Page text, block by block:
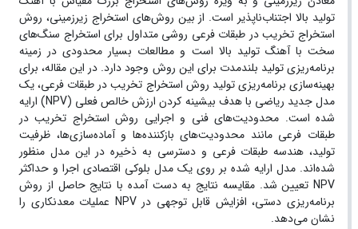
تولید بالا اجتناب‌ناپذیر است. از بین روش‌های استخراج زیرزمینی، روش
استخراج تخریب در طبقات فرعی روشی متداول برای استخراج سنگ‌های
سخت با آهنگ تولید بالا است و مطالعات بسیار محدودی در زمینه
برنامه‌ریزی تولید بلندمدت برای این روش وجود دارد. در این مقاله، برای
بهینه‌سازی برنامه‌ریزی تولید روش استخراج تخریب در طبقات فرعی، یک
مدل جدید ریاضی با هدف بیشینه کردن ارزش خالص فعلی (NPV) ارایه
شده است. محدودیت‌های فنی و اجرایی روش استخراج تخریب در
طبقات فرعی مانند محدودیت‌های بازکننده‌ها و آماده‌سازی‌ها، ظرفیت
تولید، هندسه طبقات فرعی و دسترسی به ذخیره در این مدل منظور
شده‌اند. مدل ارایه شده بر روی یک مدل بلوکی اقتصادی اجرا و حداکثر
NPV تعیین شد. مقایسه نتایج به دست آمده با نتایج حاصل از روش
برنامه‌ریزی دستی، افزایش قابل توجهی در NPV عملیات معدنکاری را
نشان می‌دهد.